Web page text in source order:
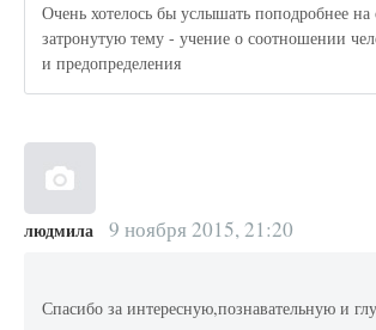
Очень хотелось бы услышать поподробнее на
затронутую тему - учение о соотношении
и предопределения
людмила 9 ноября 2015, 21:20
Спасибо за интересную,познавательную и